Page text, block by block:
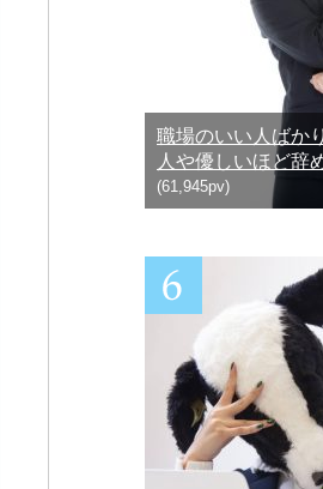
職場のいい人ばか
人や優しいほど辞
(61,945pv)